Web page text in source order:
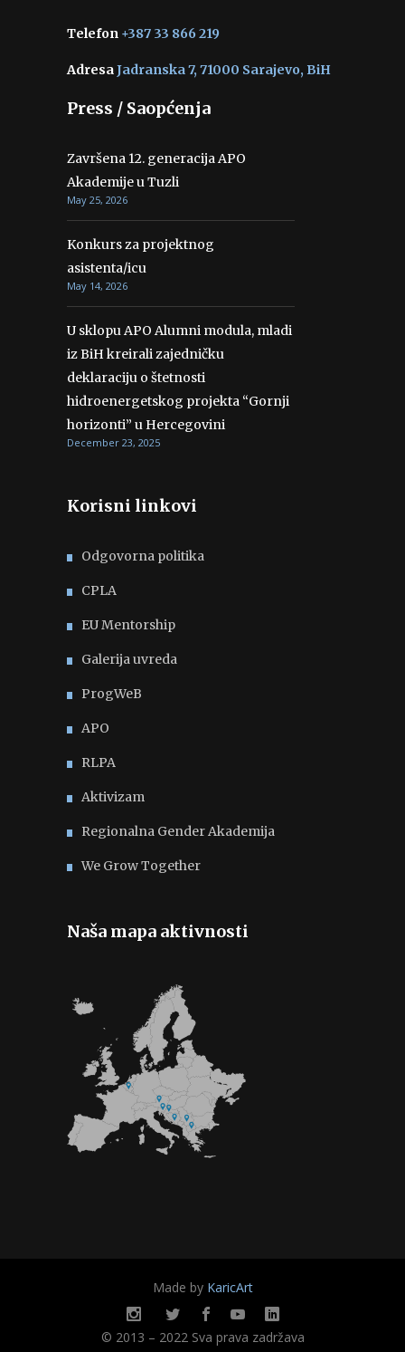
Telefon +387 33 866 219
AdresaJadranska 7, 71000 Sarajevo, BiH
Press / Saopćenja
Završena 12. generacija APO
Akademije u Tuzli
May 25, 2026
Konkurs za projektnog
asistenta/icu
May 14, 2026
U sklopu APO Alumni modula, mladi
iz BiH kreirali zajedničku
deklaraciju o štetnosti
hidroenergetskog projekta “Gornji
horizonti” u Hercegovini
December 23, 2025
Korisni linkovi
Odgovorna politika
CPLA
EU Mentorship
Galerija uvreda
ProgWeB
APO
RLPA
Aktivizam
Regionalna Gender Akademija
We Grow Together
Naša mapa aktivnosti
Made by KaricArt
© 2013 – 2022 Sva prava zadržava